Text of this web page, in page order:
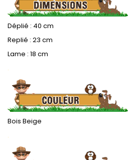
Déplié : 40 cm
Replié : 23 cm
Lame : 18 cm
.
Bois Beige
.